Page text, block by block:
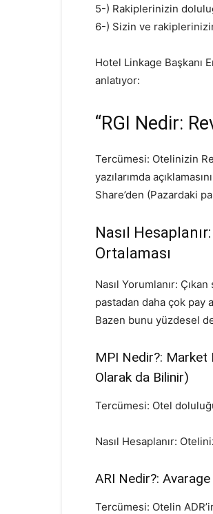
5-) Rakiplerinizin
6-) Sizin ve
Hotel Linkage Başkanı
anlatıyor:
“RGI Nedir:
Tercümesi: Otelinizin
yazılarımda
Share’den (Pazardaki
Nasıl
Ortalaması
Nasıl Yorumlanır:
pastadan daha çok pay
Bazen bunu yüzdesel
MPI Nedir?: Market
Olarak da Bilinir)
Tercümesi: Otel
Nasıl Hesaplanır:
ARI Nedir?:
Tercümesi: Otelin